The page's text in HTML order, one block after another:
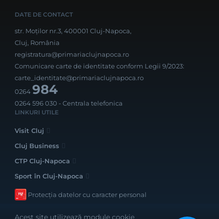
DATE DE CONTACT
str. Moților nr.3, 400001 Cluj-Napoca,
Cluj, România
registratura@primariaclujnapoca.ro
Comunicare carte de identitate conform Legii 9/2023:
carte_identitate@primariaclujnapoca.ro
0264984
0264 596 030 - Centrala telefonica
LINKURI UTILE
Visit Cluj
Cluj Business
CTP Cluj-Napoca
Sport în Cluj-Napoca
Protecția datelor cu caracter personal
Acest site utilizează module cookie